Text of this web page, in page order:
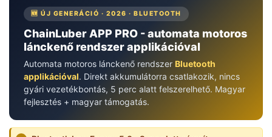
🆕 ÚJ GENERÁCIÓ · 2026 · BLUETOOTH
ChainLuber APP PRO - automata motoros
lánckenő rendszer applikációval
Automata motoros lánckenő rendszer Bluetooth
applikációval. Direkt akkumulátorra csatlakozik, nincs
gyári vezetékbontás, 5 perc alatt felszerelhető. Magyar
fejlesztés + magyar támogatás.